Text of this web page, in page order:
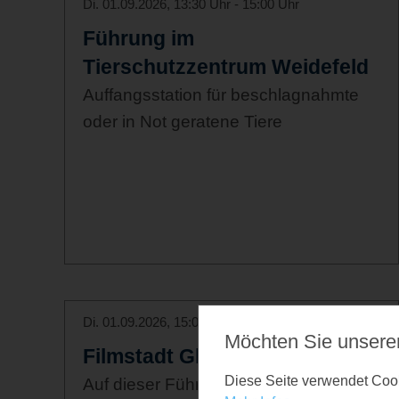
Di. 01.09.2026, 13:30 Uhr - 15:00 Uhr
Führung im
Tierschutzzentrum Weidefeld
Auffangsstation für beschlagnahmte
oder in Not geratene Tiere
Di. 01.09.2026, 15:00 Uhr - 17:00 Uhr
Filmstadt Glücksburg
Auf dieser Führung mit dem
Möchten Sie
Diese Seite verwendet